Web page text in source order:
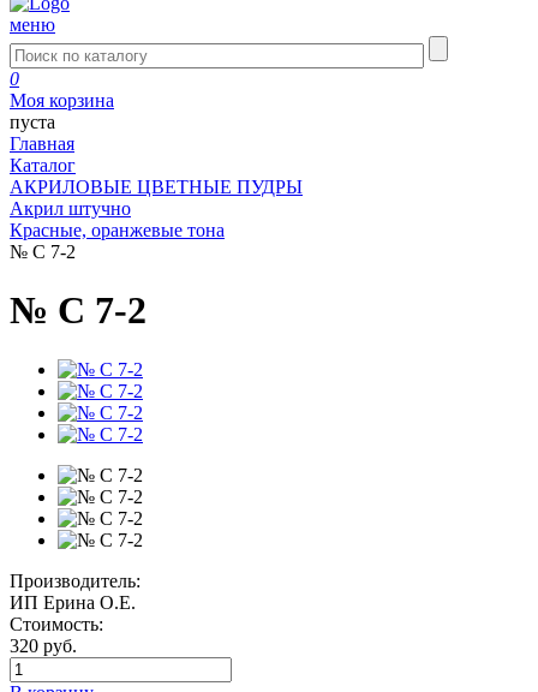
меню
0
Моя корзина
пуста
Главная
Каталог
АКРИЛОВЫЕ ЦВЕТНЫЕ ПУДРЫ
Акрил штучно
Красные, оранжевые тона
№ C 7-2
№ C 7-2
Производитель:
ИП Ерина О.Е.
Стоимость:
320 руб.